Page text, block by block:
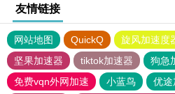
友情链接
网站地图 QuickQ 旋风加速度
坚果加速器
tiktok加速器
狗急
免费vqn外网加速
小蓝鸟 优途